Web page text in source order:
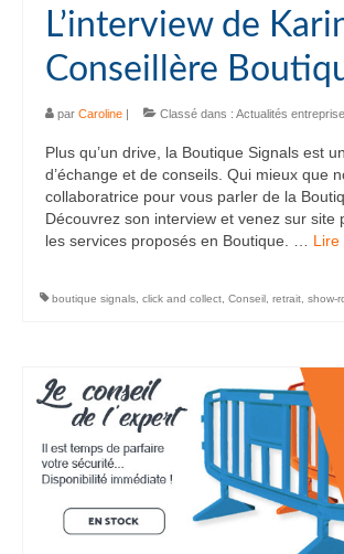
L’interview de
Conseillère
par Caroline | Classé dans : Actualités entreprise
Plus qu’un drive, la Boutique Signals est
d’échange et de conseils. Qui mieux que
collaboratrice pour vous parler de la
Découvrez son interview et venez sur site
les services proposés en Boutique. … Lire
boutique signals click and collect Conseil retrait show-